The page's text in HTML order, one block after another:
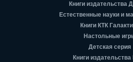
Книги издательства
Естественные науки и
Книги КТК
Настольные
Детская серия
Книги издательства